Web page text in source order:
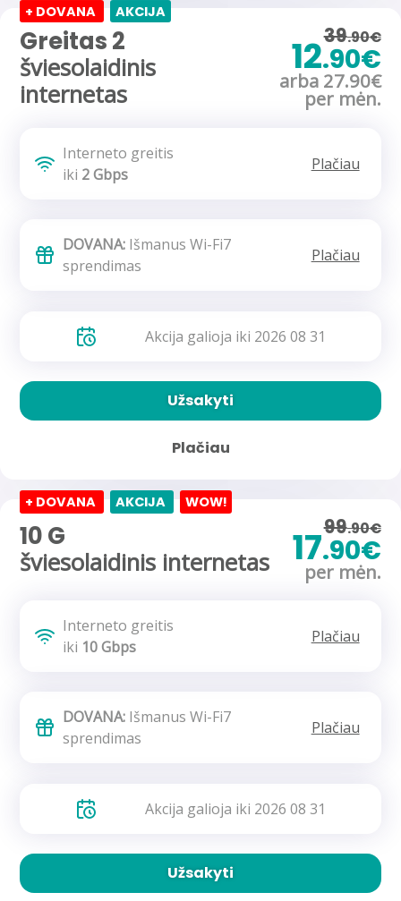
+ DOVANA AKCIJA
Greitas 2
šviesolaidinis
internetas
39.90€
12.90€
arba 27.90€
per mėn.
Interneto greitis
iki 2 Gbps
Plačiau
DOVANA: Išmanus Wi-Fi7
sprendimas
Plačiau
Akcija galioja iki 2026 08 31
Užsakyti
Plačiau
+ DOVANA AKCIJA WOW!
10 G
šviesolaidinis internetas
99.90€
17.90€
per mėn.
Interneto greitis
iki 10 Gbps
Plačiau
DOVANA: Išmanus Wi-Fi7
sprendimas
Plačiau
Akcija galioja iki 2026 08 31
Užsakyti